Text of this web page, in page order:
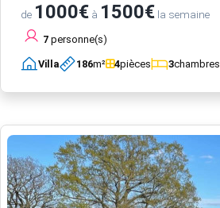
de 1000€ à 1500€ la semaine
7 personne(s)
Villa 186m² 4pièces 3chambres